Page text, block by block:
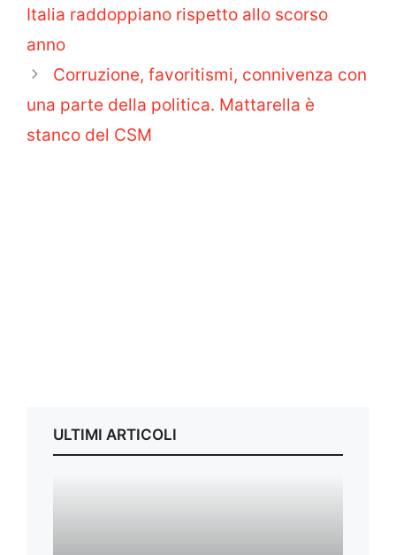
Italia raddoppiano rispetto allo scorso
anno
Corruzione, favoritismi, connivenza con
una parte della politica. Mattarella è
stanco del CSM
ULTIMI ARTICOLI